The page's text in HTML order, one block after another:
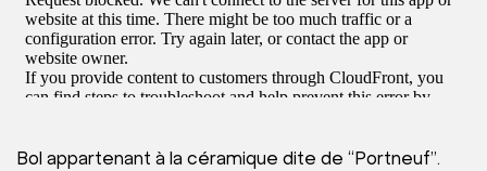
Bol appartenant à la céramique dite de “Portneuf”.